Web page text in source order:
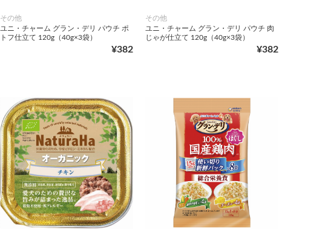
その他
ユニ・チャーム グラン・デリ パウチ ポ
トフ仕立て 120g（40g×3袋）
¥382
その他
ユニ・チャーム グラン・デリ パウチ 肉
じゃが仕立て 120g（40g×3袋）
¥382